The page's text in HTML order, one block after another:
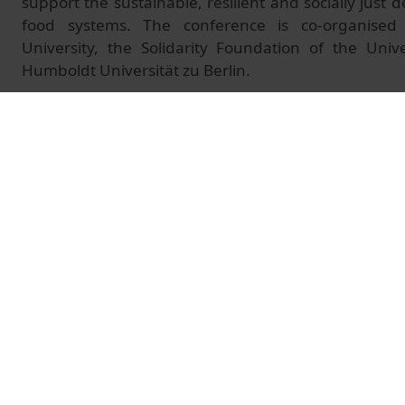
food systems. The conference is co-
University, the Solidarity Foundation of the
Humboldt Universität zu Berlin.